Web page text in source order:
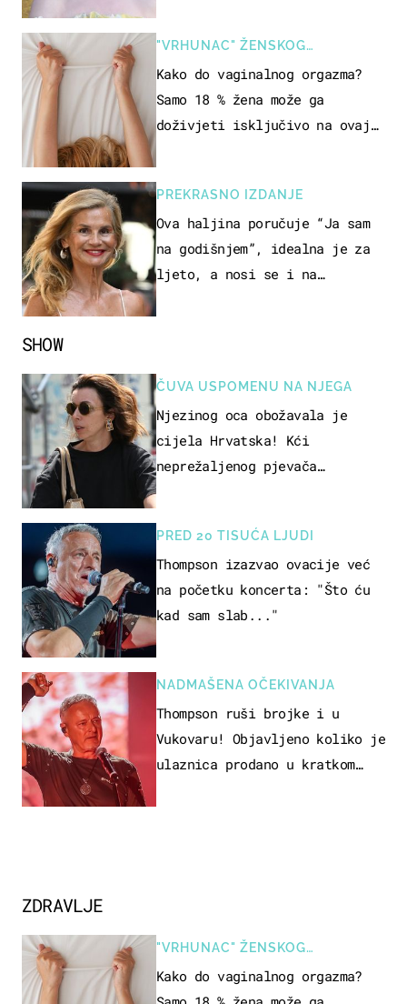
SHOW
ČUVA USPOMENU NA NJEGA
Njezinog oca obožavala je
cijela Hrvatska! Kći
neprežaljenog pjevača
PRED 20 TISUĆA LJUDI
Thompson izazvao ovacije već
na početku koncerta: "Što ću
kad sam slab..."
NADMAŠENA OČEKIVANJA
Thompson ruši brojke i u
Vukovaru! Objavljeno koliko je
ulaznica prodano u kratkom
ZDRAVLJE
"VRHUNAC" ŽENSKOG
SEKSUALNOG ISKUSTVA
Kako do vaginalnog orgazma?
"VRHUNAC" ŽENSKOG
SEKSUALNOG ISKUSTVA
Kako do vaginalnog orgazma?
Samo 18 % žena može ga
doživjeti isključivo na ovaj
PREKRASNO IZDANJE
Ova haljina poručuje “Ja sam
na godišnjem”, idealna je za
ljeto, a nosi se i na